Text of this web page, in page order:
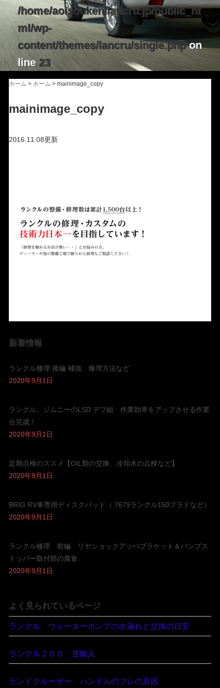
/home/aoisouken/lancru.jp/public_ht
ml/wp-
content/themes/lancru/single.phpon
line23
ホーム > ホーム > mainimage_copy
mainimage_copy
2016.11.08更新
新着情報
ランクル修理 後編 補強、修理方法など
2020年9月1日
ランクル、ジムニーのLSD デフ組 作業効率をアップさせる作業
台完成！
2020年9月1日
定期点検のススメ【OIL類の交換、冷却水の点検など】
2020年9月1日
BRIG RV車専用ディスクパッド（ 7679ランクル150プラドなど）
2020年9月1日
ランクル修理 前編 リヤショックアッパブラケット＆バンプス
トッパー取付部の腐食
2020年9月1日
よく見られているページ
ランクル ウォーターポンプの水漏れと交換の目安
ランクル２００ 逆輸入
ランドクルーザー ハンドルのブレの原因